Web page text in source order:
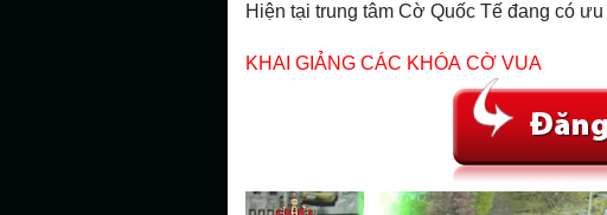
Hiện tại trung tâm Cờ Quốc Tế đang có
KHAI GIẢNG CÁC KHÓA CỜ VUA